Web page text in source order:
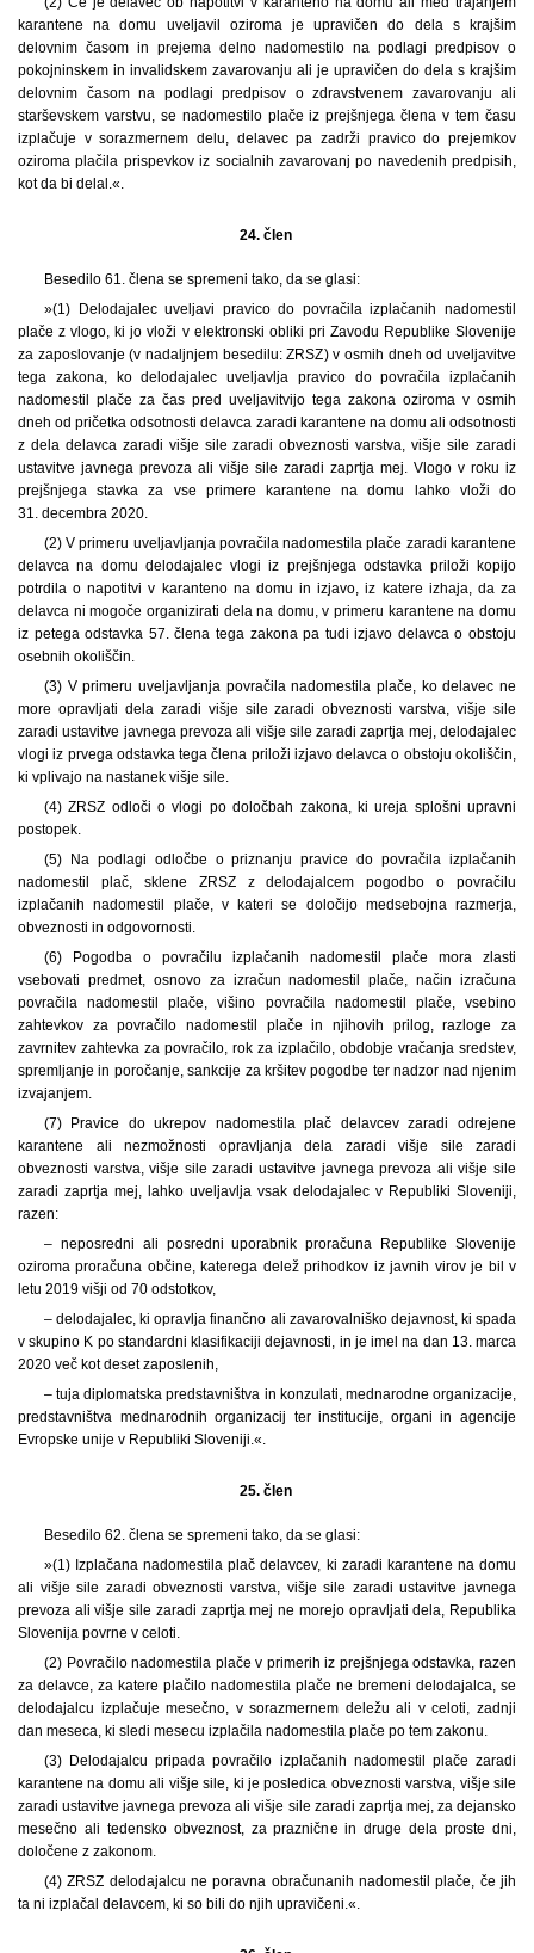
karantene na domu uveljavil oziroma je upravičen do dela s krajšim
delovnim časom in prejema delno nadomestilo na podlagi predpisov o
pokojninskem in invalidskem zavarovanju ali je upravičen do dela s krajšim
delovnim časom na podlagi predpisov o zdravstvenem zavarovanju ali
starševskem varstvu, se nadomestilo plače iz prejšnjega člena v tem času
izplačuje v sorazmernem delu, delavec pa zadrži pravico do prejemkov
oziroma plačila prispevkov iz socialnih zavarovanj po navedenih predpisih,
kot da bi delal.«.
24. člen
Besedilo 61. člena se spremeni tako, da se glasi:
»(1) Delodajalec uveljavi pravico do povračila izplačanih nadomestil
plače z vlogo, ki jo vloži v elektronski obliki pri Zavodu Republike Slovenije
za zaposlovanje (v nadaljnjem besedilu: ZRSZ) v osmih dneh od uveljavitve
tega zakona, ko delodajalec uveljavlja pravico do povračila izplačanih
nadomestil plače za čas pred uveljavitvijo tega zakona oziroma v osmih
dneh od pričetka odsotnosti delavca zaradi karantene na domu ali odsotnosti
z dela delavca zaradi višje sile zaradi obveznosti varstva, višje sile zaradi
ustavitve javnega prevoza ali višje sile zaradi zaprtja mej. Vlogo v roku iz
prejšnjega stavka za vse primere karantene na domu lahko vloži do
31. decembra 2020.
(2) V primeru uveljavljanja povračila nadomestila plače zaradi karantene
delavca na domu delodajalec vlogi iz prejšnjega odstavka priloži kopijo
potrdila o napotitvi v karanteno na domu in izjavo, iz katere izhaja, da za
delavca ni mogoče organizirati dela na domu, v primeru karantene na domu
iz petega odstavka 57. člena tega zakona pa tudi izjavo delavca o obstoju
osebnih okoliščin.
(3) V primeru uveljavljanja povračila nadomestila plače, ko delavec ne
more opravljati dela zaradi višje sile zaradi obveznosti varstva, višje sile
zaradi ustavitve javnega prevoza ali višje sile zaradi zaprtja mej, delodajalec
vlogi iz prvega odstavka tega člena priloži izjavo delavca o obstoju okoliščin,
ki vplivajo na nastanek višje sile.
(4) ZRSZ odloči o vlogi po določbah zakona, ki ureja splošni upravni
postopek.
(5) Na podlagi odločbe o priznanju pravice do povračila izplačanih
nadomestil plač, sklene ZRSZ z delodajalcem pogodbo o povračilu
izplačanih nadomestil plače, v kateri se določijo medsebojna razmerja,
obveznosti in odgovornosti.
(6) Pogodba o povračilu izplačanih nadomestil plače mora zlasti
vsebovati predmet, osnovo za izračun nadomestil plače, način izračuna
povračila nadomestil plače, višino povračila nadomestil plače, vsebino
zahtevkov za povračilo nadomestil plače in njihovih prilog, razloge za
zavrnitev zahtevka za povračilo, rok za izplačilo, obdobje vračanja sredstev,
spremljanje in poročanje, sankcije za kršitev pogodbe ter nadzor nad njenim
izvajanjem.
(7) Pravice do ukrepov nadomestila plač delavcev zaradi odrejene
karantene ali nezmožnosti opravljanja dela zaradi višje sile zaradi
obveznosti varstva, višje sile zaradi ustavitve javnega prevoza ali višje sile
zaradi zaprtja mej, lahko uveljavlja vsak delodajalec v Republiki Sloveniji,
razen:
– neposredni ali posredni uporabnik proračuna Republike Slovenije
oziroma proračuna občine, katerega delež prihodkov iz javnih virov je bil v
letu 2019 višji od 70 odstotkov,
– delodajalec, ki opravlja finančno ali zavarovalniško dejavnost, ki spada
v skupino K po standardni klasifikaciji dejavnosti, in je imel na dan 13. marca
2020 več kot deset zaposlenih,
– tuja diplomatska predstavništva in konzulati, mednarodne organizacije,
predstavništva mednarodnih organizacij ter institucije, organi in agencije
Evropske unije v Republiki Sloveniji.«.
25. člen
Besedilo 62. člena se spremeni tako, da se glasi:
»(1) Izplačana nadomestila plač delavcev, ki zaradi karantene na domu
ali višje sile zaradi obveznosti varstva, višje sile zaradi ustavitve javnega
prevoza ali višje sile zaradi zaprtja mej ne morejo opravljati dela, Republika
Slovenija povrne v celoti.
(2) Povračilo nadomestila plače v primerih iz prejšnjega odstavka, razen
za delavce, za katere plačilo nadomestila plače ne bremeni delodajalca, se
delodajalcu izplačuje mesečno, v sorazmernem deležu ali v celoti, zadnji
dan meseca, ki sledi mesecu izplačila nadomestila plače po tem zakonu.
(3) Delodajalcu pripada povračilo izplačanih nadomestil plače zaradi
karantene na domu ali višje sile, ki je posledica obveznosti varstva, višje sile
zaradi ustavitve javnega prevoza ali višje sile zaradi zaprtja mej, za dejansko
mesečno ali tedensko obveznost, za praznične in druge dela proste dni,
določene z zakonom.
(4) ZRSZ delodajalcu ne poravna obračunanih nadomestil plače, če jih
ta ni izplačal delavcem, ki so bili do njih upravičeni.«.